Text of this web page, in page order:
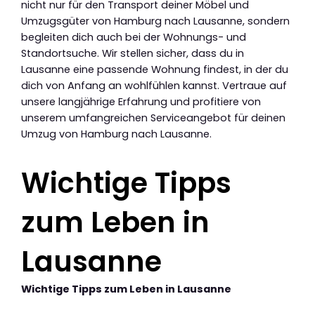
nicht nur für den Transport deiner Möbel und
Umzugsgüter von Hamburg nach Lausanne, sondern
begleiten dich auch bei der Wohnungs- und
Standortsuche. Wir stellen sicher, dass du in
Lausanne eine passende Wohnung findest, in der du
dich von Anfang an wohlfühlen kannst. Vertraue auf
unsere langjährige Erfahrung und profitiere von
unserem umfangreichen Serviceangebot für deinen
Umzug von Hamburg nach Lausanne.
Wichtige Tipps
zum Leben in
Lausanne
Wichtige Tipps zum Leben in Lausanne